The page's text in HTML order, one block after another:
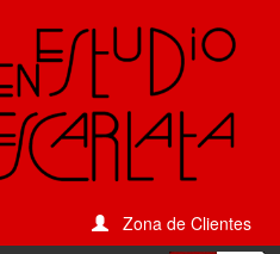
Zona de Clientes